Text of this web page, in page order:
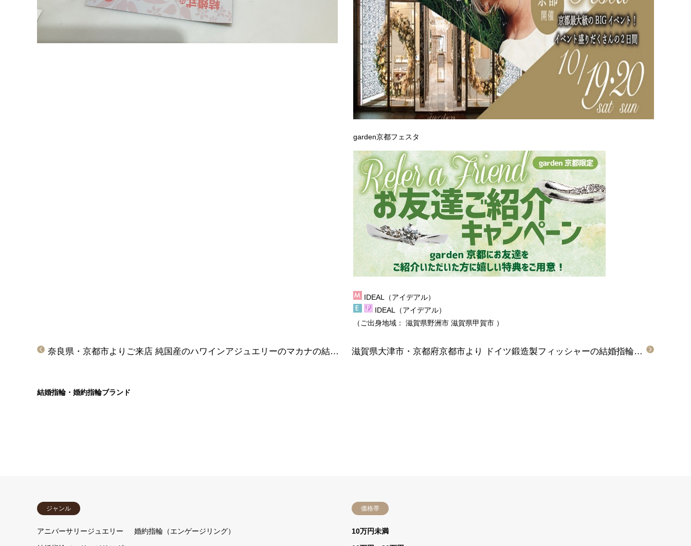
garden京都フェスタ
IDEAL（アイデアル）
IDEAL（アイデアル）
（ご出身地域： 滋賀県野洲市 滋賀県甲賀市 ）
滋賀県大津市・京都府京都市より ドイツ鍛造製フィッシャーの結婚指輪をご成約頂きました
奈良県・京都市よりご来店 純国産のハワインアジュエリーのマカナの結婚指輪とエタニティリングをご成約頂きました
結婚指輪・婚約指輪ブランド
ジャンル
アニバーサリージュエリー 婚約指輪（エンゲージリング）
価格帯
10万円未満